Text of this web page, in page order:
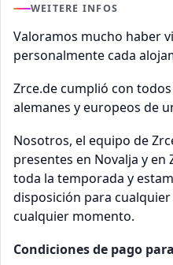
WEITERE INFOS
Valoramos mucho haber
personalmente cada
Zrce.de cumplió con
alemanes y europeos de
Nosotros, el equipo de
presentes en Novalja y en
toda la temporada y
disposición para
cualquier momento.
Condiciones de pago